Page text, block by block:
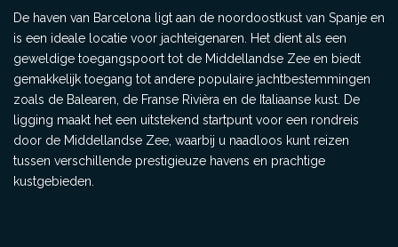
De haven van Barcelona ligt aan de noordoostkust van Spanje en
is een ideale locatie voor jachteigenaren. Het dient als een
geweldige toegangspoort tot de Middellandse Zee en biedt
gemakkelijk toegang tot andere populaire jachtbestemmingen
zoals de Balearen, de Franse Rivièra en de Italiaanse kust. De
ligging maakt het een uitstekend startpunt voor een rondreis
door de Middellandse Zee, waarbij u naadloos kunt reizen
tussen verschillende prestigieuze havens en prachtige
kustgebieden.